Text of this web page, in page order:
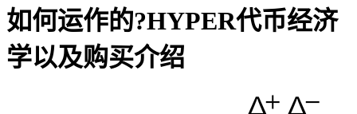
如何运作的?HYPER代币经济
学以及购买介绍